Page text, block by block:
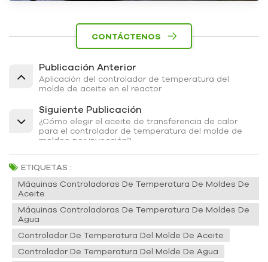
CONTÁCTENOS
Publicación Anterior
Aplicación del controlador de temperatura del
molde de aceite en el reactor
Siguiente Publicación
¿Cómo elegir el aceite de transferencia de calor
para el controlador de temperatura del molde de
moldeo por inyección?
ETIQUETAS :
Máquinas Controladoras De Temperatura De Moldes De
Aceite
Máquinas Controladoras De Temperatura De Moldes De
Agua
Controlador De Temperatura Del Molde De Aceite
Controlador De Temperatura Del Molde De Agua